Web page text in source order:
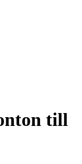
till